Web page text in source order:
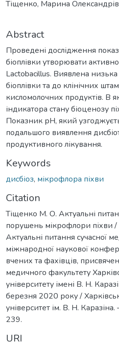
Тіщенко, Марина
Abstract
Проведені дослідження
біоплівки утворювати
Lactobacillus. Виявлена
біоплівки та до клінічних
кисломолочних продуктів. В
індикатора стану біоценозу
Показник рН, який
подальшого виявлення
продуктивного лікування.
Keywords
дисбіоз, мікрофлора піхви
Citation
Тіщенко М. О. Актуальні
порушень мікрофлори піхви
Актуальні питання сучасної
міжнародної наукової
вчених та фахівців,
медичного факультету
університету імені В. Н.
березня 2020 року /
університет ім. В. Н.
239.
URI